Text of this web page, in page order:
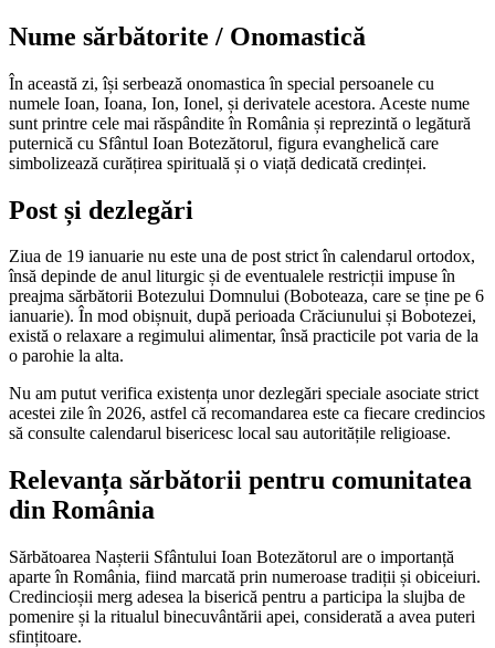
Nume sărbătorite / Onomastică
În această zi, își serbează onomastica în special persoanele cu
numele Ioan, Ioana, Ion, Ionel, și derivatele acestora. Aceste nume
sunt printre cele mai răspândite în România și reprezintă o legătură
puternică cu Sfântul Ioan Botezătorul, figura evanghelică care
simbolizează curățirea spirituală și o viață dedicată credinței.
Post și dezlegări
Ziua de 19 ianuarie nu este una de post strict în calendarul ortodox,
însă depinde de anul liturgic și de eventualele restricții impuse în
preajma sărbătorii Botezului Domnului (Boboteaza, care se ține pe 6
ianuarie). În mod obișnuit, după perioada Crăciunului și Bobotezei,
există o relaxare a regimului alimentar, însă practicile pot varia de la
o parohie la alta.
Nu am putut verifica existența unor dezlegări speciale asociate strict
acestei zile în 2026, astfel că recomandarea este ca fiecare credincios
să consulte calendarul bisericesc local sau autoritățile religioase.
Relevanța sărbătorii pentru comunitatea
din România
Sărbătoarea Nașterii Sfântului Ioan Botezătorul are o importanță
aparte în România, fiind marcată prin numeroase tradiții și obiceiuri.
Credincioșii merg adesea la biserică pentru a participa la slujba de
pomenire și la ritualul binecuvântării apei, considerată a avea puteri
sfințitoare.